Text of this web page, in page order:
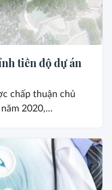
tiến độ dự án
chấp thuận chủ
2020,...